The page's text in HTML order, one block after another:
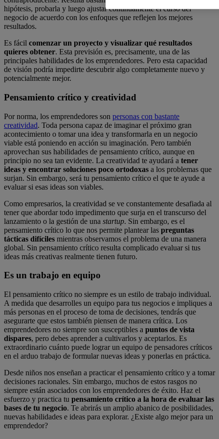
hipótesis, probarla y luego ajustar continuamente el curso del
negocio de acuerdo con los enfoques que reflejen los mejores
resultados.
Es fácil comenzar un proyecto y visualizar qué resultados
quieres obtener. Esta previsión es, precisamente, una de las
principales habilidades de los emprendedores. Pero esta capacidad
de visión podría impedirte descubrir algo completamente nuevo y
potencialmente mejor.
Pensamiento crítico y creatividad
Por norma, los emprendedores son personas con bastante
creatividad. Toda persona capaz de imaginar el próximo gran
acontecimiento o tomar una idea y transformarla en un negocio
viable está poniendo en acción su imaginación. Pero también
aprovechan sus habilidades de pensamiento crítico, aunque en
principio no sea tan evidente. La creatividad te ayudará a tener
ideas y encontrar soluciones poco ortodoxas a los problemas que
surjan. Sin embargo, será tu pensamiento crítico el que te ayude a
evaluar si esas ideas son viables.
Como empresarios, la creatividad se ve constantemente desafiada al
tener que abordar todo impedimento que surja en el transcurso del
lanzamiento o la gestión de una startup. Sin embargo, es el
pensamiento crítico lo que nos permite plantear las preguntas
tácticas difíciles mientras observamos el problema de una manera
global. Sin pensamiento crítico resulta complicado evaluar si tus
ideas más creativas realmente tienen futuro.
Es un trabajo en equipo
El pensamiento crítico no siempre es un estilo de trabajo individual.
A medida que desarrolles un equipo para tus negocios e impliques a
más personas en el proceso de toma de decisiones, tendrás que
asegurarte que estos también piensen de manera crítica. Los
emprendedores no siempre son susceptibles a puntos de vista
dispares, pero debes aprender a cultivarlos y aceptarlos. Es
extraordinario cuánto puede lograr un equipo de pensadores críticos
en el arduo trabajo de formular nuevas ideas y ponerlas en práctica.
Desde niños nos enseñan a practicar el pensamiento crítico y a tomar
decisiones racionales. Sin embargo, muchos de estos rasgos no
siempre están asociados con los emprendedores de éxito. Haz el
esfuerzo y practica tu pensamiento crítico a la hora de evaluar las
bases de tu negocio. Te abrirás un amplio abanico de posibilidades,
nuevas habilidades e ideas para explorar. ¿Existe algo mejor para un
emprendedor?